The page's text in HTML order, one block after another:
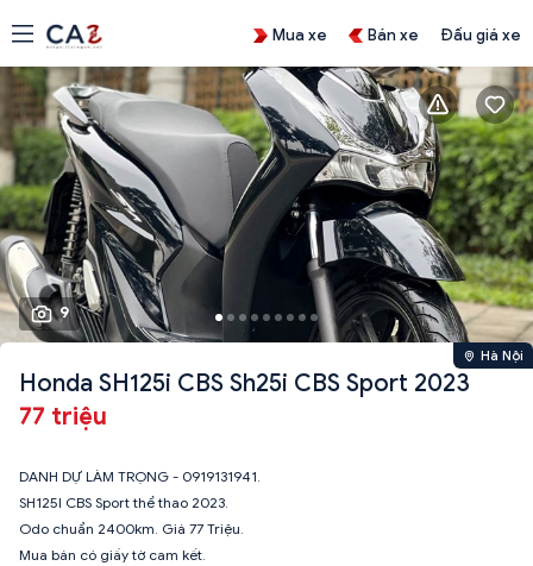
Mua xe Bán xe Đấu giá xe
9
Hà Nội
Honda SH125i CBS Sh25i CBS Sport 2023
77 triệu
DANH DỰ LÀM TRỌNG - 0919131941.
SH125I CBS Sport thể thao 2023.
Odo chuẩn 2400km. Giá 77 Triệu.
Mua bán có giấy tờ cam kết.